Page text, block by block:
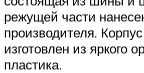
режущей части
производителя.
изготовлен из яркого
пластика.